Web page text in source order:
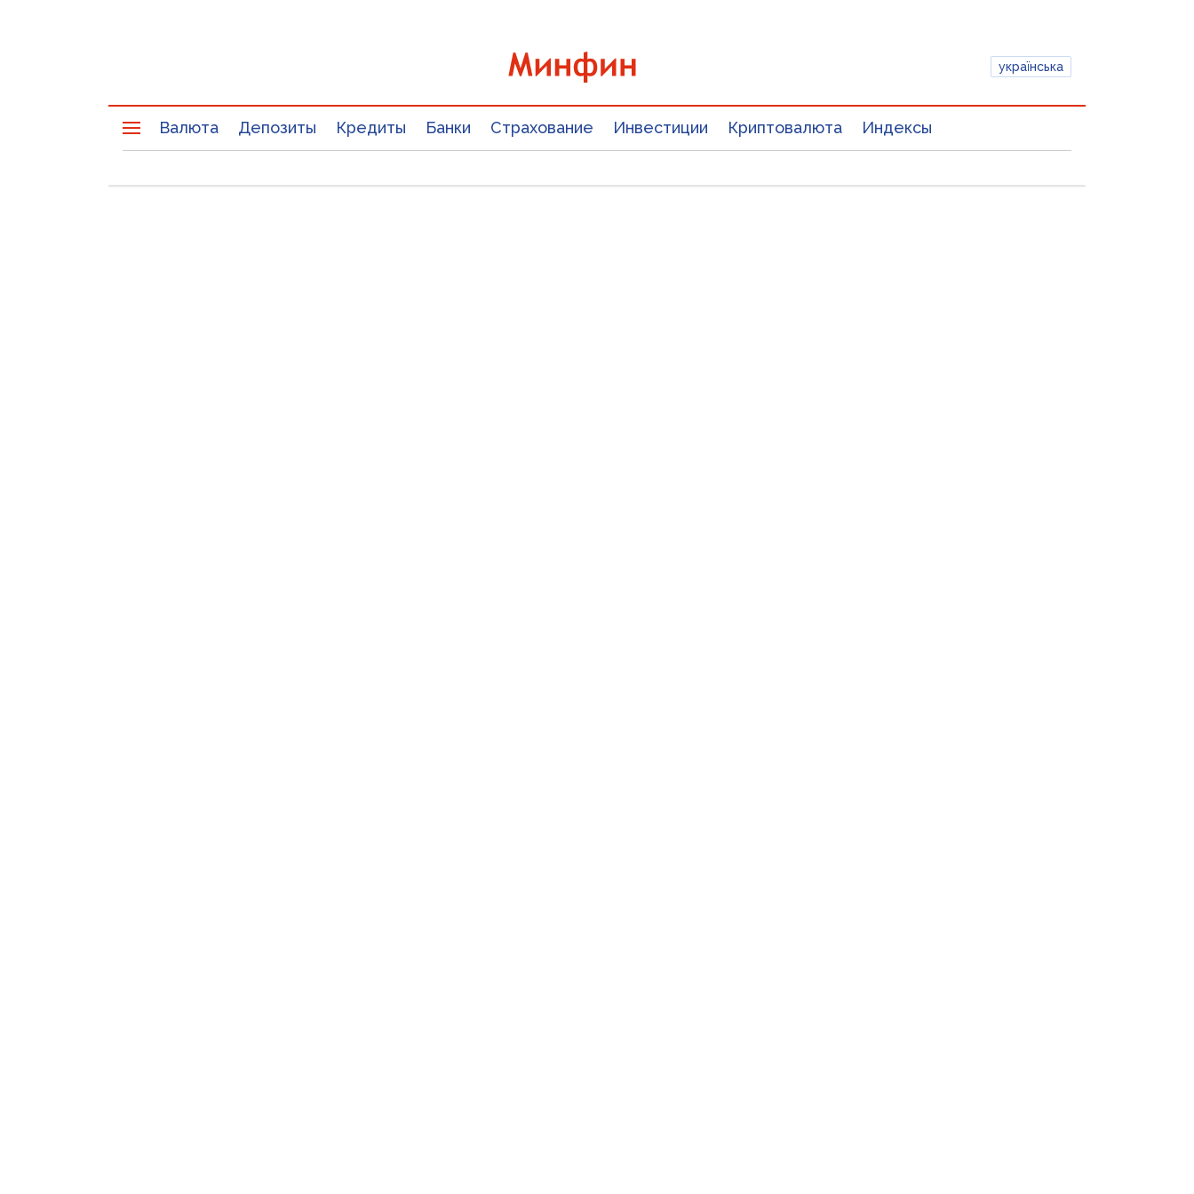
українська
Валюта Депозиты Кредиты Банки Страхование Инвестиции Криптовалюта Индексы